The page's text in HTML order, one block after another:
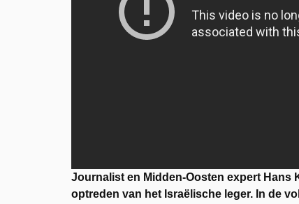
Journalist en Midden-Oosten expert Hans
optreden van het Israëlische leger. In de